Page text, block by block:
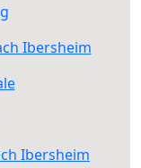
Ibersheim
Ibersheim